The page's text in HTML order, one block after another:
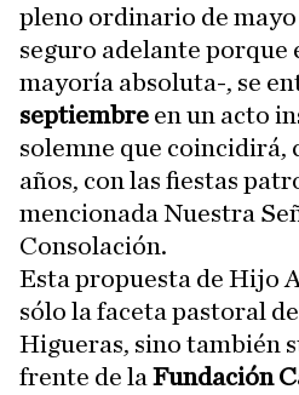
pleno ordinario de
seguro adelante porque
mayoría absoluta-, se
septiembre en un acto
solemne que coincidirá,
años, con las fiestas
mencionada Nuestra
Consolación.
Esta propuesta de Hijo
sólo la faceta pastoral
Higueras, sino también
frente de la Fundación